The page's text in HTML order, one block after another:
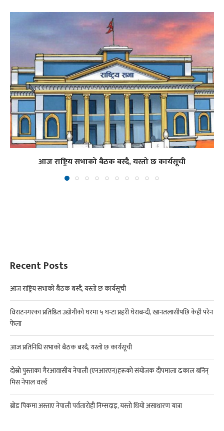
आज राष्ट्रिय सभाको बैठक बस्दै, यस्तो छ कार्यसूची
Recent Posts
आज राष्ट्रिय सभाको बैठक बस्दै, यस्तो छ कार्यसूची
विराटनगरका प्रतिष्ठित उद्योगीको घरमा ५ घन्टा प्रहरी घेराबन्दी, खानतलासीपछि केही परेन
फेला
आज प्रतिनिधि सभाको बैठक बस्दै, यस्तो छ कार्यसूची
दोस्रो पुस्ताका गैरआवासीय नेपाली (एनआरएन)हरूको संयोजक दीपमाला ढकाल बनिन्
मिस नेपाल वर्ल्ड
ब्रोड पिकमा अस्ताए नेपाली पर्वतारोही निम्सदाइ, यस्तो थियो असाधारण यात्रा